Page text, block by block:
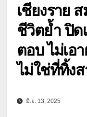
เชียงราย
ชีวิตย้ำ ปิ
ตอบ ไม่เอ
ไม่ใช่ที่ทิ้ง
มิ.ย. 13, 2025